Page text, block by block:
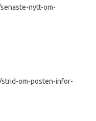
nytt-om-
om-posten-infor-